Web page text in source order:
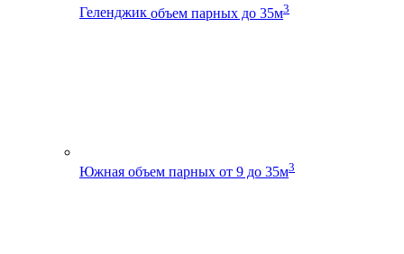
Геленджик объем парных до 35м3
Южная объем парных от 9 до 35м3